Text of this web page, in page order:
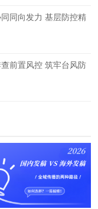
同向发力 基层防控精
前置风控 筑牢台风防